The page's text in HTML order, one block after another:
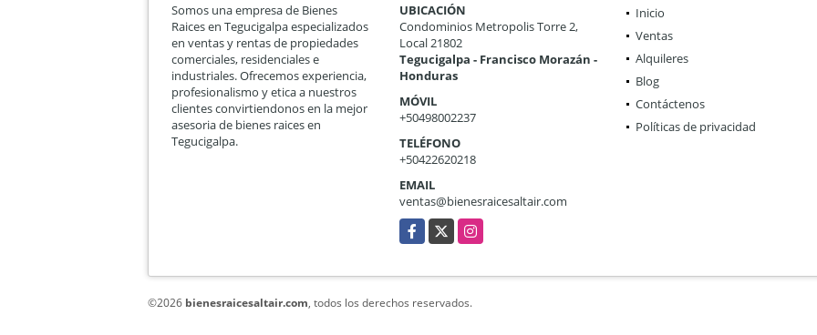
Somos una empresa de Bienes
Raices en Tegucigalpa especializados
en ventas y rentas de propiedades
comerciales, residenciales e
industriales. Ofrecemos experiencia,
profesionalismo y etica a nuestros
clientes convirtiendonos en la mejor
asesoria de bienes raices en
Tegucigalpa.
UBICACIÓN
Condominios Metropolis Torre 2,
Local 21802
Tegucigalpa - Francisco Morazán -
Honduras
MÓVIL
+50498002237
TELÉFONO
+50422620218
EMAIL
ventas@bienesraicesaltair.com
Facebook
X Instagram
Inicio
Ventas
Alquileres
Blog
Contáctenos
Políticas de privacidad
©2026 bienesraicesaltair.com, todos los derechos reservados.